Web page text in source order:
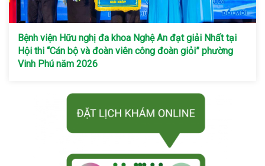
Bệnh viện Hữu nghị đa khoa Nghệ An đạt giải Nhất tại
Hội thi “Cán bộ và đoàn viên công đoàn giỏi” phường
Vinh Phú năm 2026